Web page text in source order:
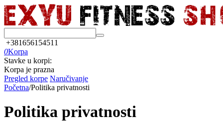
+381656154511
0Korpa
Stavke u korpi:
Korpa je prazna
Pregled korpe Naručivanje
Početna/Politika privatnosti
Politika privatnosti